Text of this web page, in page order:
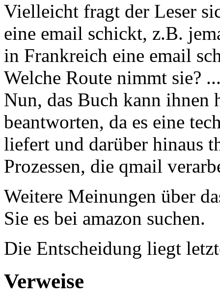
Vielleicht fragt der Leser
eine email schickt, z.B.
in Frankreich eine email
Welche Route nimmt sie?
Nun, das Buch kann ihnen
beantworten, da es eine
liefert und darüber hinaus
Prozessen, die qmail
Weitere Meinungen über
Sie es bei amazon suchen.
Die Entscheidung liegt
Verweise